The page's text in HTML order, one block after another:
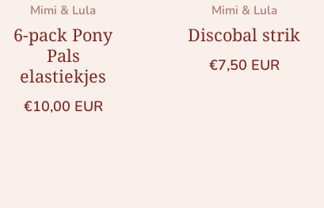
Merk:
Mimi & Lula
6-pack Pony
Pals
elastiekjes
Normale prijs
€10,00 EUR
Merk:
Mimi & Lula
Discobal strik
Normale prijs
€7,50 EUR